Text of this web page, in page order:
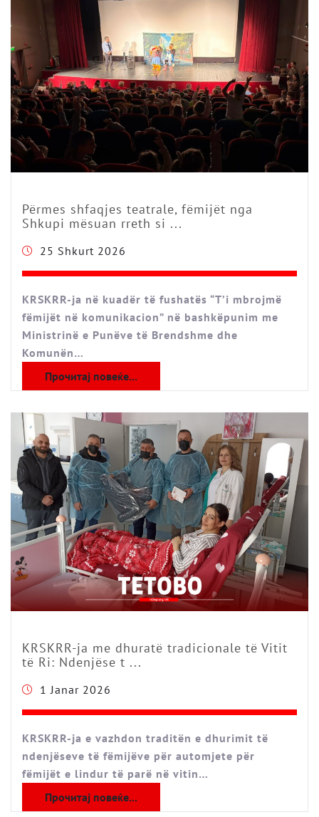
Përmes shfaqjes teatrale, fëmijët nga
Shkupi mësuan rreth si ...
25 Shkurt 2026
KRSKRR-ja në kuadër të fushatës “T’i mbrojmë
fëmijët në komunikacion” në bashkëpunim me
Ministrinë e Punëve të Brendshme dhe
Komunën…
Прочитај повеќе...
KRSKRR-ja me dhuratë tradicionale të Vitit
të Ri: Ndenjëse t ...
1 Janar 2026
KRSKRR-ja e vazhdon traditën e dhurimit të
ndenjëseve të fëmijëve për automjete për
fëmijët e lindur të parë në vitin…
Прочитај повеќе...